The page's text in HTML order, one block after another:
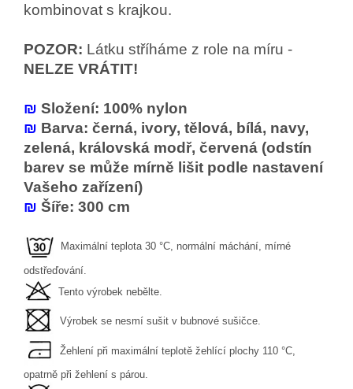
kombinovat s krajkou.
POZOR: Látku stříháme z role na míru -
NELZE VRÁTIT!
₪ Složení: 100% nylon
₪ Barva: černá, ivory, tělová, bílá, navy,
zelená, královská modř, červená (odstín
barev se může mírně lišit podle nastavení
Vašeho zařízení)
₪ Šíře: 300 cm
Maximální teplota 30 °C, normální máchání, mírné
odstřeďování.
Tento výrobek nebělte.
Výrobek se nesmí sušit v bubnové sušičce.
Žehlení při maximální teplotě žehlící plochy 110 °C,
opatrně při žehlení s párou.